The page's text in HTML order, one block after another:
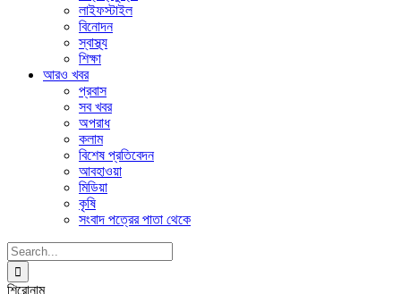
লাইফস্টাইল
বিনোদন
স্বাস্থ্য
শিক্ষা
আরও খবর
প্রবাস
সব খবর
অপরাধ
কলাম
বিশেষ প্রতিবেদন
আবহাওয়া
মিডিয়া
কৃষি
সংবাদ পত্রের পাতা থেকে
Search
for:
শিরোনাম